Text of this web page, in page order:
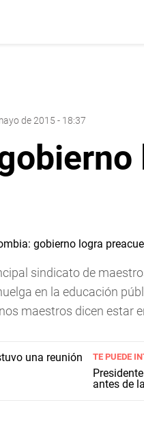
de 2015 - 18:37
sindicato de
en la educación
maestros dicen estar
TE PUEDE
antes de